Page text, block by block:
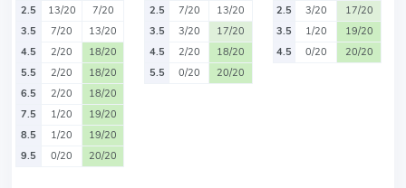
2.5
13/20
7/20
3.5
7/20
13/20
4.5
2/20
18/20
5.5
2/20
18/20
6.5
2/20
18/20
7.5
1/20
19/20
8.5
1/20
19/20
9.5
0/20 20/20
2.5
7/20
13/20
3.5
3/20
17/20
4.5
2/20
18/20
5.5
0/20 20/20
2.5
3/20
17/20
3.5
1/20
19/20
4.5
0/20 20/20